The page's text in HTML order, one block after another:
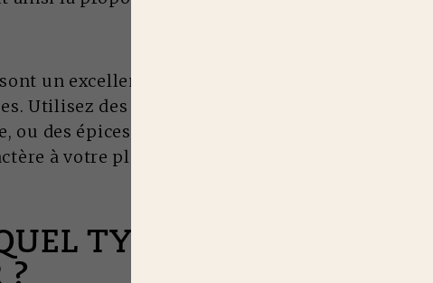
un excellent moyen d'ajouter de la saveur
Utilisez des herbes fraîches comme le
ou des épices comme le paprika, le cumin ou
à votre plat
TYPE DE VIANDE